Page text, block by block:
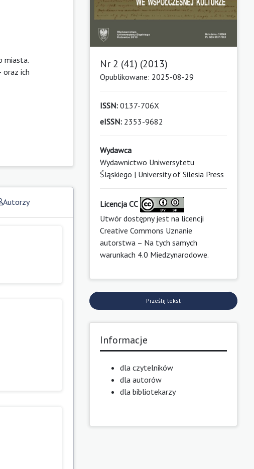
miasta.
oraz ich
Autorzy
Nr 2 (41) (2013)
Opublikowane: 2025-08-29
ISSN:0137-706X
eISSN:2353-9682
Wydawca
Wydawnictwo Uniwersytetu
Śląskiego | University of Silesia Press
Licencja CC
Utwór dostępny jest na licencji
Creative Commons Uznanie
autorstwa – Na tych samych
warunkach 4.0 Miedzynarodowe.
Prześlij tekst
Informacje
dla czytelników
dla autorów
dla bibliotekarzy